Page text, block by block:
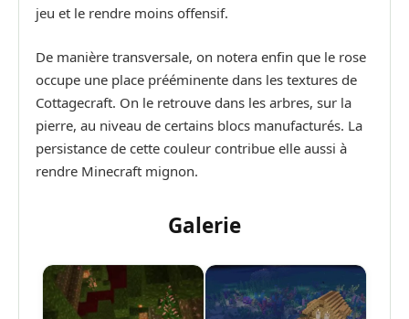
jeu et le rendre moins offensif.
De manière transversale, on notera enfin que le rose
occupe une place prééminente dans les textures de
Cottagecraft. On le retrouve dans les arbres, sur la
pierre, au niveau de certains blocs manufacturés. La
persistance de cette couleur contribue elle aussi à
rendre Minecraft mignon.
Galerie